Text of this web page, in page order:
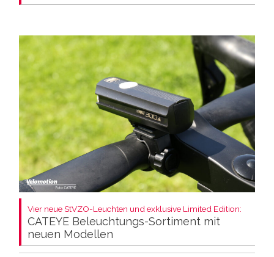
Vier neue StVZO-Leuchten und exklusive Limited Edition:
CATEYE Beleuchtungs-Sortiment mit
neuen Modellen